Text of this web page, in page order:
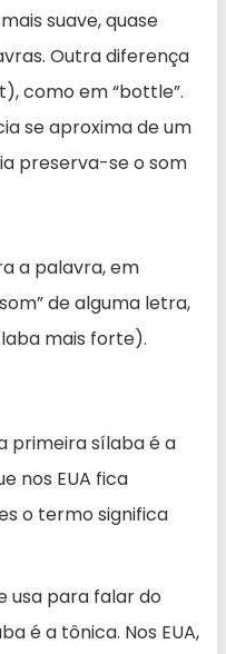
suave, quase
Outra diferença
como em “bottle”.
se aproxima de um
preserva-se o som
a palavra, em
de alguma letra,
mais forte).
primeira sílaba é a
nos EUA fica
o termo significa
usa para falar do
é a tônica. Nos EUA,